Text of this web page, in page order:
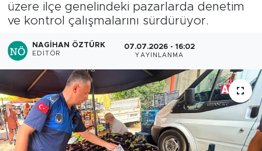
üzere ilçe genelindeki pazarlarda denetim
ve kontrol çalışmalarını sürdürüyor.
NAGIHAN ÖZTÜRK
EDITÖR
07.07.2026 - 16:02
YAYINLANMA